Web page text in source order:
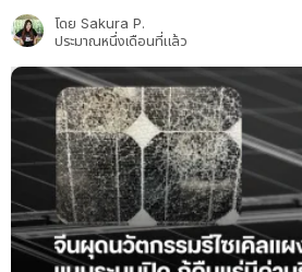
โดย Sakura P.
ประมาณหนึ่งเดือนที่แล้ว